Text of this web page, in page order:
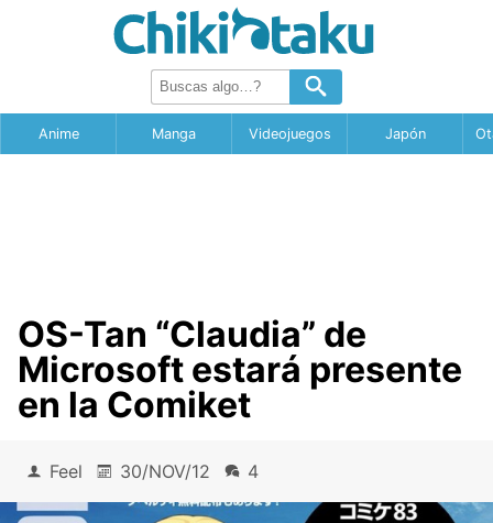
Anime Manga Videojuegos Japón
OS-Tan “Claudia” de
Microsoft estará presente
en la Comiket
Feel 30/NOV/12 4